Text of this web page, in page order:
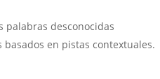
palabras desconocidas
en pistas contextuales.